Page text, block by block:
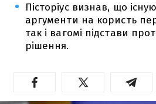
Пісторіус визнав, що
аргументи на користь
так і вагомі підстави
рішення.